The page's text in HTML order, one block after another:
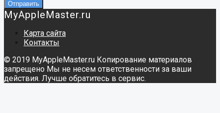
MyAppleMaster.ru
Карта сайта
Контакты
© 2019 MyAppleMaster.ru Копирование материалов
запрещено Мы не несем ответственности за ваши
действия. Лучше обратитесь в сервис.